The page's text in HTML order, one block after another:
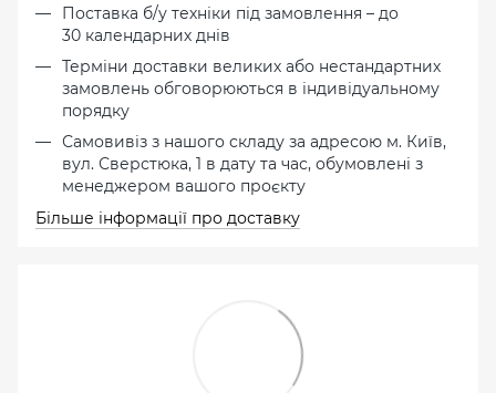
Поставка б/у техніки під замовлення – до
30 календарних днів
Терміни доставки великих або нестандартних
замовлень обговорюються в індивідуальному
порядку
Самовивіз з нашого складу за адресою м. Київ,
вул. Сверстюка, 1 в дату та час, обумовлені з
менеджером вашого проєкту
Більше інформації про доставку